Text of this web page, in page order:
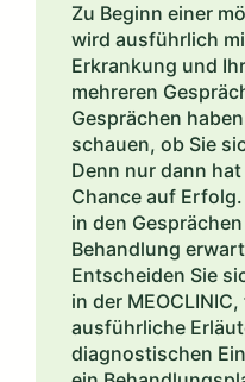
Zu Beginn einer
wird ausführlich
Erkrankung und
mehreren
Gesprächen
schauen, ob Sie
Denn nur dann
Chance auf
in den
Behandlung
Entscheiden Sie
in der
ausführliche
diagnostischen